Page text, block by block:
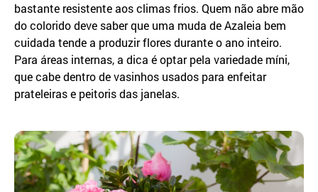
bastante resistente aos climas frios. Quem não abre mão
do colorido deve saber que uma muda de Azaleia bem
cuidada tende a produzir flores durante o ano inteiro.
Para áreas internas, a dica é optar pela variedade míni,
que cabe dentro de vasinhos usados para enfeitar
prateleiras e peitoris das janelas.